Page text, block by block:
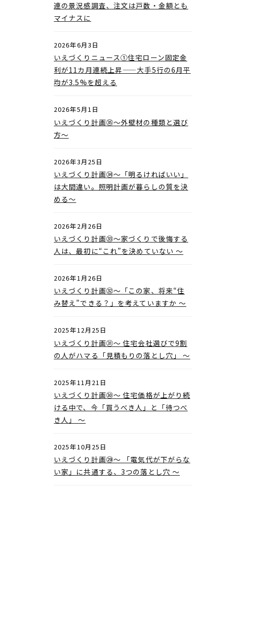
連の景況感調査、注文は戸数・金額とも
マイナスに
2026年6月3日
いえづくりニュース①住宅ローン固定金
利が11カ月連続上昇——大手5行の6月平
均が3.5%を超える
2026年5月1日
いえづくり計画㉟〜外壁材の種類と選び
方〜
2026年3月25日
いえづくり計画㉞〜「明るければいい」
は大間違い。照明計画が暮らしの質を決
める〜
2026年2月26日
いえづくり計画㉝〜家づくりで後悔する
人は、最初に“これ”を決めていない 〜
2026年1月26日
いえづくり計画㉜〜「この家、将来“住
み替え”できる？」を考えていますか 〜
2025年12月25日
いえづくり計画㉛〜 住宅会社選びで9割
の人がハマる「見積もりの落とし穴」 〜
2025年11月21日
いえづくり計画㉚〜 住宅価格が上がり続
ける中で、今「買うべき人」と「待つべ
き人」 〜
2025年10月25日
いえづくり計画㉙〜 「電気代が下がらな
い家」に共通する、3つの落とし穴 〜